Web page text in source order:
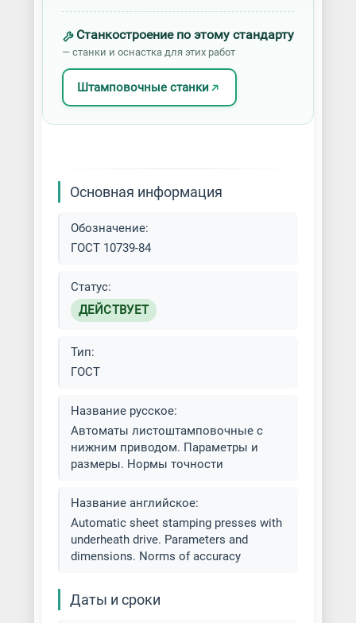
Художественная штамповка
Штамповка изделий из латуни
Штамповка меди
Штамповка металлов разных
типов
Штамповка титана
Станкостроение по этому стандарту
— станки и оснастка для этих работ
Штамповочные станки
Основная информация
Обозначение:
ГОСТ 10739-84
Статус:
ДЕЙСТВУЕТ
Тип:
ГОСТ
Название русское:
Автоматы листоштамповочные с
нижним приводом. Параметры и
размеры. Нормы точности
Название английское:
Automatic sheet stamping presses with
underheath drive. Parameters and
dimensions. Norms of accuracy
Даты и сроки